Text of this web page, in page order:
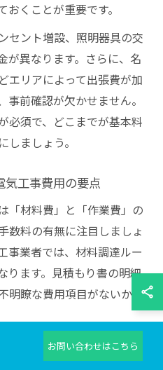
くことが重要です。
セント増設、照明器具の交
が異なります。さらに、名
エリアによって出張費が加
前確認が欠かせません。
必須で、どこまでが基本料
ましょう。
気工事費用の要点
「材料費」と「作業費」の
数料の有無に注目しましょ
事業者では、材料調達ルー
ります。見積もり書の明細
明瞭な費用項目がないかを
が別途必要な場合も多く、
ースもあるため注意が必要
お問い合わせはこちら